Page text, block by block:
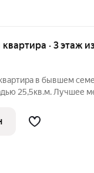
квартира · 3 этаж
в бывшем
25,5кв.м. Лучшее
- все в